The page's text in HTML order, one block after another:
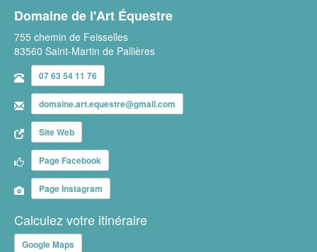
Domaine de l'Art Équestre
755 chemin de Feisselles
83560 Saint-Martin de Pallières
07 63 54 11 76
domaine.art.equestre@gmail.com
Site Web
Page Facebook
Page Instagram
Calculez votre itinéraire
Google Maps